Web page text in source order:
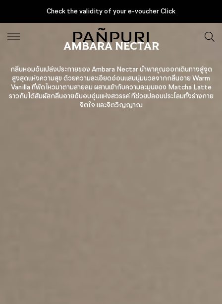
Check the validity of your e-voucher Click
AMBARA NECTAR
กลิ่นหอมอันเปล่งประกายของ Ambara Nectar นำพาคุณออกเดินทางสู่จุด
สูงสุดแห่งความสุข ด้วยความละเอียดอ่อนแสนนุ่มนวลจากกลิ่นอาย Warm
Vanilla ที่พัดไหวมาตามสายลม ผสานเข้ากับความละมุนของ Matcha Latte
ราวกับได้สัมผัสกลิ่นอายอันอบอุ่นแห่งสวรรค์ ที่ช่วยปลอบประโลมทั้งร่างกาย
จิตใจ และจิตวิญญาณ